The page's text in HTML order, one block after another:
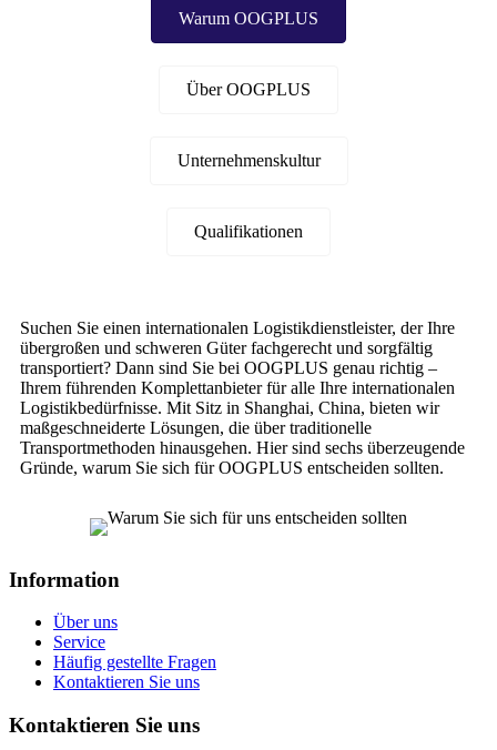
Warum OOGPLUS
Über OOGPLUS
Unternehmenskultur
Qualifikationen
Suchen Sie einen internationalen Logistikdienstleister, der Ihre
übergroßen und schweren Güter fachgerecht und sorgfältig
transportiert? Dann sind Sie bei OOGPLUS genau richtig –
Ihrem führenden Komplettanbieter für alle Ihre internationalen
Logistikbedürfnisse. Mit Sitz in Shanghai, China, bieten wir
maßgeschneiderte Lösungen, die über traditionelle
Transportmethoden hinausgehen. Hier sind sechs überzeugende
Gründe, warum Sie sich für OOGPLUS entscheiden sollten.
Information
Über uns
Service
Häufig gestellte Fragen
Kontaktieren Sie uns
Kontaktieren Sie uns